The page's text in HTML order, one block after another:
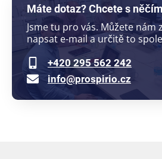
Máte dotaz? Chcete s
Jsme tu pro vás. Můžete nám
napsat e-mail a určitě to
+420 295 562 242
info@prospirio.cz